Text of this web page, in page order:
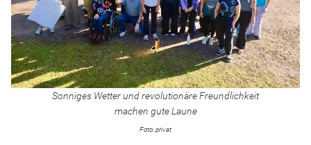
Sonniges Wetter und revolutionäre Freundlichkeit
machen gute Laune
privat